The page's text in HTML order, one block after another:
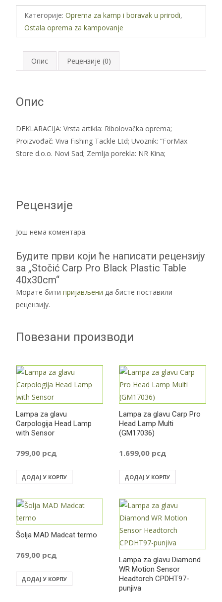
Black
Plastic
Table
количина
Категорије: Oprema za kamp i boravak u prirodi,
Ostala oprema za kampovanje
Опис Рецензије (0)
Опис
DEKLARACIJA: Vrsta artikla: Ribolovačka oprema;
Proizvođač: Viva Fishing Tackle Ltd; Uvoznik: “ForMax
Store d.o.o. Novi Sad; Zemlja porekla: NR Kina;
Рецензије
Још нема коментара.
Будите први који ће написати рецензију
за „Stočić Carp Pro Black Plastic Table
40x30cm“
Морате бити пријављени да бисте поставили
рецензију.
Повезани производи
Lampa za glavu
Carpologija Head Lamp
with Sensor
799,00 рсд
ДОДАЈ У КОРПУ
Lampa za glavu Carp Pro
Head Lamp Multi
(GM17036)
1.699,00 рсд
ДОДАЈ У КОРПУ
Šolja MAD Madcat termo
769,00 рсд
ДОДАЈ У КОРПУ
Lampa za glavu Diamond
WR Motion Sensor
Headtorch CPDHT97-
punjiva